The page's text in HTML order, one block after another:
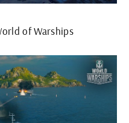
of Warships